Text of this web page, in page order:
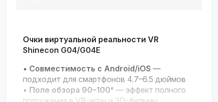
Очки виртуальной реальности VR
Shinecon G04/G04E
• Совместимость с Android/iOS —
подходит для смартфонов 4.7–6.5 дюймов
• Поле обзора 90–100° — эффект полного